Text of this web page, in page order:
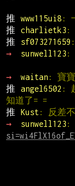
推
www115ui8 :
推
charlietk3 :
推
sf073271659
→
sunwell123 :
→
waitan: 寶寶
推
angel6502 :
知道了= =
推
Kust : 反差
→
sunwell123 :